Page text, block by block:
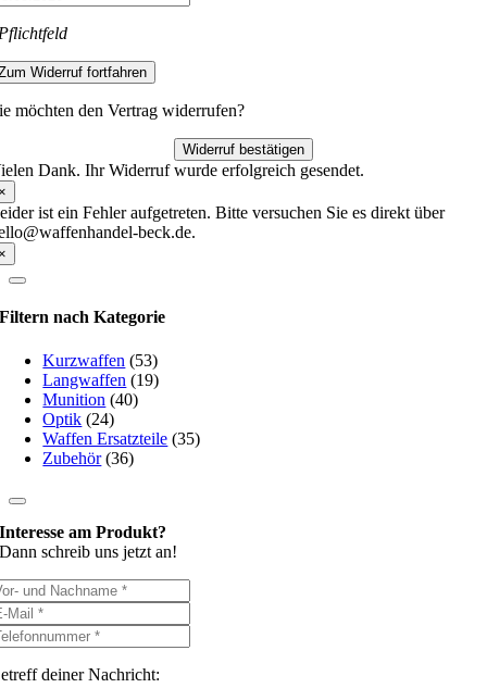
Widerruf fortfahren
möchten den Vertrag widerrufen?
Widerruf bestätigen
Dank. Ihr Widerruf wurde erfolgreich gesendet.
ist ein Fehler aufgetreten. Bitte versuchen Sie es direkt über
beck.de.
Filtern nach Kategorie
Kurzwaffen (53)
Langwaffen (19)
Munition (40)
Optik (24)
Waffen Ersatzteile (35)
Zubehör (36)
Interesse am Produkt?
Dann schreib uns jetzt an!
deiner Nachricht: